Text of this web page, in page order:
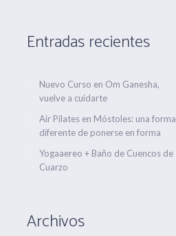
Entradas recientes
Nuevo Curso en Om Ganesha,
vuelve a cuidarte
Air Pilates en Móstoles: una forma
diferente de ponerse en forma
Yogaaereo + Baño de Cuencos de
Cuarzo
Archivos